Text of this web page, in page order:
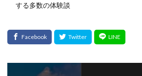
する多数の体験談